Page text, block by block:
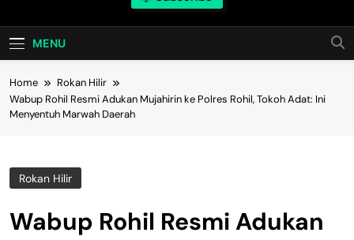
MENU
Home
Rokan Hilir
Wabup Rohil Resmi Adukan Mujahirin ke Polres Rohil, Tokoh Adat: Ini
Menyentuh Marwah Daerah
Rokan Hilir
Wabup Rohil Resmi Adukan